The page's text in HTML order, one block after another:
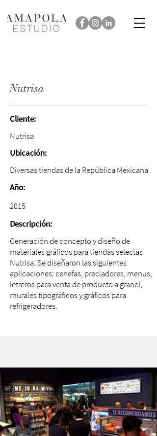
Nutrisa
Cliente:
Nutrisa
Ubicación:
Diversas tiendas de la República Mexicana
Año:
2015
Descripción:
Generación de concepto y diseño de
materiales gráficos para tiendas selectas
Nutrisa. Se diseñaron las siguientes
aplicaciones: cenefas, preciadores, menus,
letreros para venta de producto a granel,
murales tipográficos y gráficos para
refrigeradores.